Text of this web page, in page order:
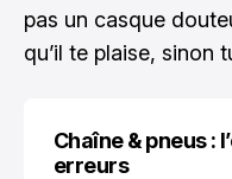
pas un casque
qu’il te plaise, sinon
Chaîne & pneus :
erreurs